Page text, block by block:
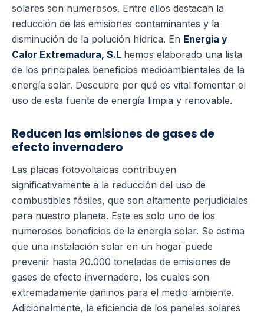
solares son numerosos. Entre ellos destacan la
reducción de las emisiones contaminantes y la
disminución de la polución hídrica. En Energia y
Calor Extremadura, S.L hemos elaborado una lista
de los principales beneficios medioambientales de la
energía solar. Descubre por qué es vital fomentar el
uso de esta fuente de energía limpia y renovable.
Reducen las emisiones de gases de
efecto invernadero
Las placas fotovoltaicas contribuyen
significativamente a la reducción del uso de
combustibles fósiles, que son altamente perjudiciales
para nuestro planeta. Este es solo uno de los
numerosos beneficios de la energía solar. Se estima
que una instalación solar en un hogar puede
prevenir hasta 20.000 toneladas de emisiones de
gases de efecto invernadero, los cuales son
extremadamente dañinos para el medio ambiente.
Adicionalmente, la eficiencia de los paneles solares